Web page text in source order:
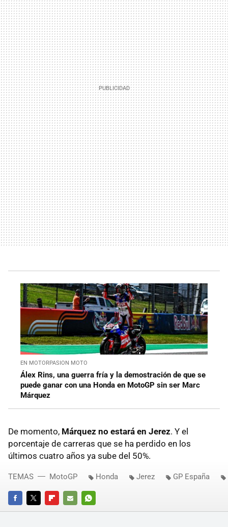
EN MOTORPASION MOTO
Álex Rins, una guerra fría y la demostración de que se
puede ganar con una Honda en MotoGP sin ser Marc
Márquez
De momento, Márquez no estará en Jerez. Y el
porcentaje de carreras que se ha perdido en los
últimos cuatro años ya sube del 50%.
FACEBOOKTWITTERFLIPBOARD
E-
WHATSAPP
TEMAS MotoGP Honda Jerez GP España